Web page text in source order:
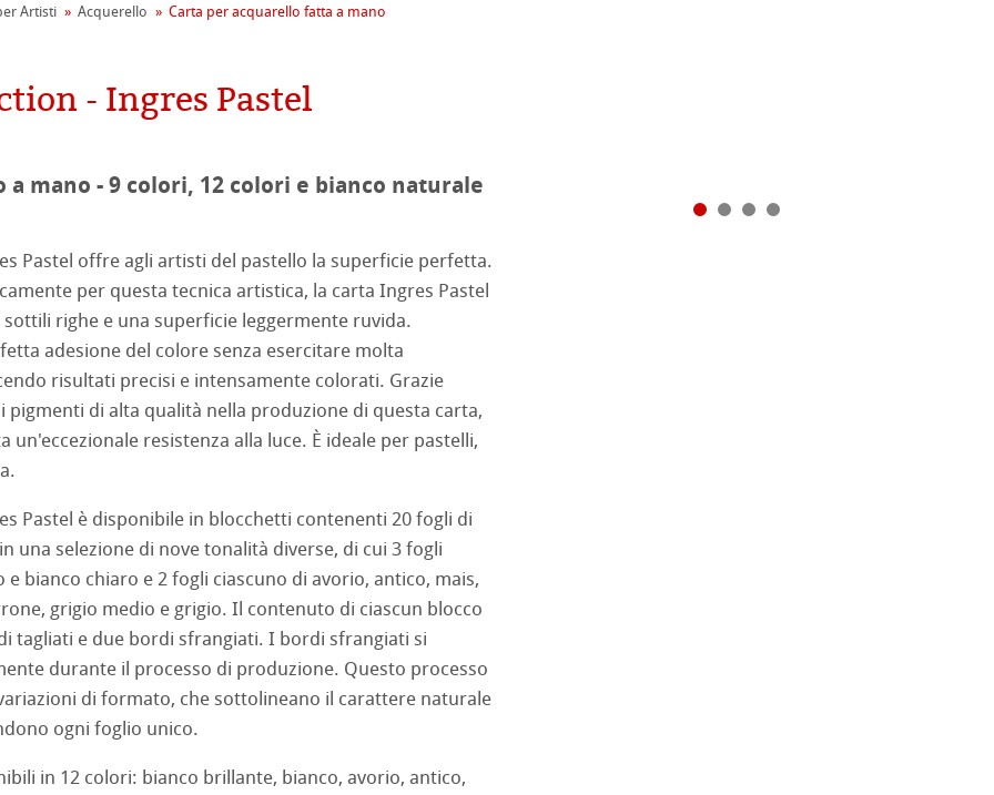
Program
Albums
Inkjet
Classici
Questions
Pastel
fatta a mano
ad Olio/Acrilico
Artisti Acquerello Carta per acquarello fatta a mano
- Ingres Pastel
a mano - 9 colori, 12 colori e bianco naturale
Pastel offre agli artisti del pastello la superficie perfetta.
per questa tecnica artistica, la carta Ingres Pastel
sottili righe e una superficie leggermente ruvida.
adesione del colore senza esercitare molta
risultati precisi e intensamente colorati. Grazie
pigmenti di alta qualità nella produzione di questa carta,
un'eccezionale resistenza alla luce. È ideale per pastelli,
Pastel è disponibile in blocchetti contenenti 20 fogli di
una selezione di nove tonalità diverse, di cui 3 fogli
e bianco chiaro e 2 fogli ciascuno di avorio, antico, mais,
grigio medio e grigio. Il contenuto di ciascun blocco
tagliati e due bordi sfrangiati. I bordi sfrangiati si
durante il processo di produzione. Questo processo
di formato, che sottolineano il carattere naturale
ogni foglio unico.
in 12 colori: bianco brillante, bianco, avorio, antico,